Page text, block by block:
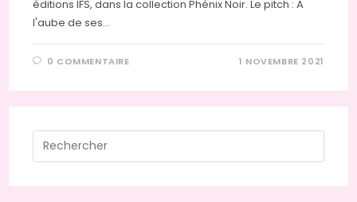
éditions IFS, dans la collection Phénix Noir. Le pitch : A
l'aube de ses…
0 COMMENTAIRE 1 NOVEMBRE 2021